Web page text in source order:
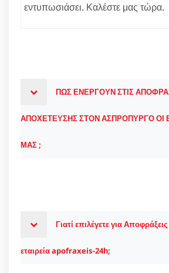
εντυπωσιάσει. Καλέστε μας τώρα.
ΠΩΣ ΕΝΕΡΓΟΥΝ ΣΤΙΣ
ΑΠΟΧΕΤΕΥΣΗΣ ΣΤΟΝ ΑΣΠΡΟΠΥΡΓΟ ΟΙ
ΜΑΣ ;
Γιατί επιλέγετε για
εταιρεία apofraxeis-24h;